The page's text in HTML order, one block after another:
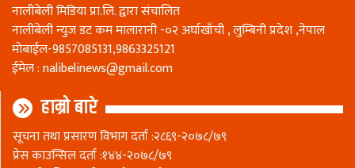
नालीबेली मिडिया प्रा.लि. द्वारा संचालित
नालीबेली न्युज डट कम मालारानी -०२ अर्घाखाँची , लुम्बिनी प्रदेश ,नेपाल
माेबाईल-9857085131,9863325121
ईमेल :nalibelinews@gmail.com
हाम्रो बारे
सूचना तथा प्रसारण विभाग दर्ता :२८६९-२०७८/७९
प्रेस काउन्सिल दर्ता :१४४-२०७८/७९